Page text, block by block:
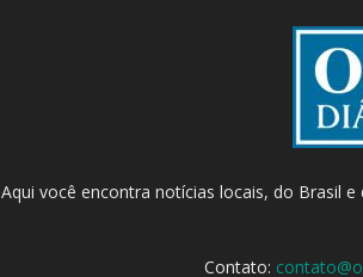
Aqui você encontra notícias locais, do Brasil
Contato: